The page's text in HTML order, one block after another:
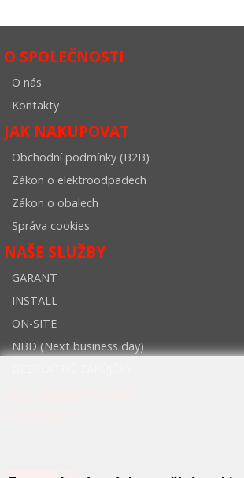
O SPOLEČNOSTI
O nás
Kontakty
JAK NAKUPOVAT
Obchodní podmínky (B2B)
Zákon o elektroodpadech
Zákon o obalech
Správa cookies
NAŠE SLUŽBY
GARANT
INSTALL
ON-SITE
NBD (Next business day)